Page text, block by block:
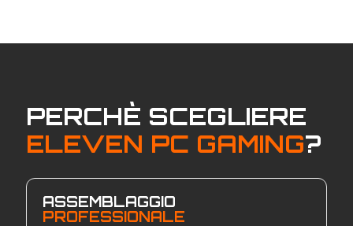
PERCHÈ SCEGLIERE
ELEVEN PC GAMING?
ASSEMBLAGGIO
PROFESSIONALE